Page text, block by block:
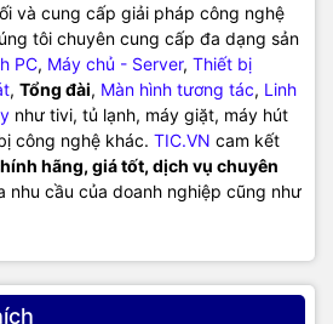
và cung cấp giải pháp công nghệ
tôi chuyên cung cấp đa dạng sản
PC, Máy chủ - Server, Thiết bị
, Tổng đài, Màn hình tương tác, Linh
như tivi, tủ lạnh, máy giặt, máy hút
công nghệ khác. TIC.VN cam kết
hãng, giá tốt, dịch vụ chuyên
nhu cầu của doanh nghiệp cũng như